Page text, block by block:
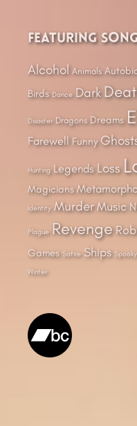
Featuring
Alcohol Animals
Birds Dance Dark
Disaster Dragons Dreams
Farewell Funny
Hunting Legends Loss
Magicians
Identity MurderMusic
Plague Revenge
Games Satire Ships Spooky
Winter